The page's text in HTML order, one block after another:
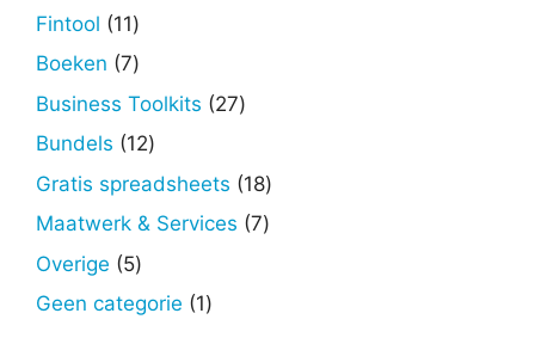
Fintool 1111
producten
Boeken 77
producten
Business Toolkits 2727
Bundels 1212
producten
Gratis spreadsheets 1818
producten
Maatwerk & Services 77
Overige 55
producten
Geen categorie 11